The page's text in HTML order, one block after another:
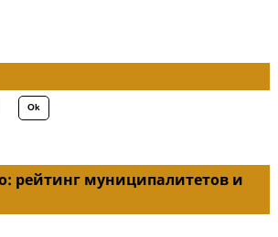
рейтинг муниципалитетов и